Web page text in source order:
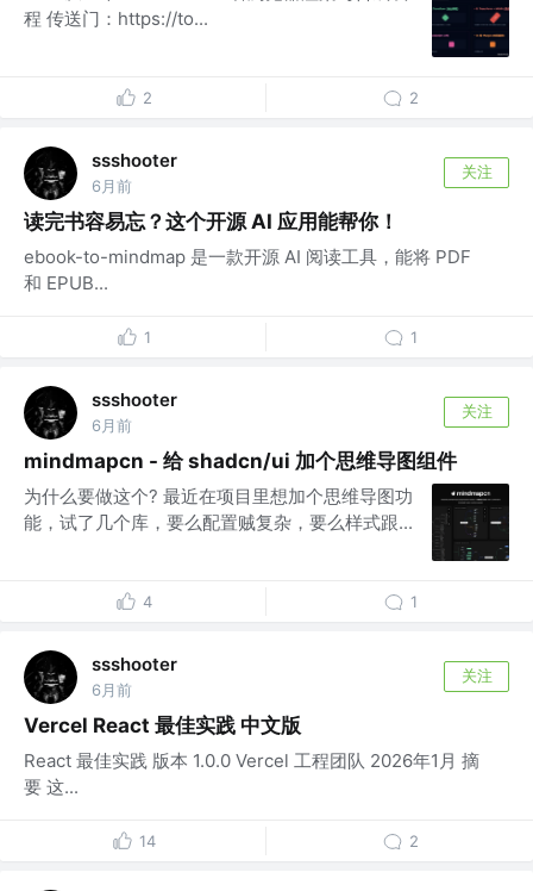
程 传送门：https://to...
2 2
ssshooter
6月前
关注
读完书容易忘？这个开源 AI 应用能帮你！
ebook-to-mindmap 是一款开源 AI 阅读工具，能将 PDF
和 EPUB...
1 1
ssshooter
6月前
关注
mindmapcn - 给 shadcn/ui 加个思维导图组件
为什么要做这个? 最近在项目里想加个思维导图功
能，试了几个库，要么配置贼复杂，要么样式跟...
4 1
ssshooter
6月前
关注
Vercel React 最佳实践 中文版
React 最佳实践 版本 1.0.0 Vercel 工程团队 2026年1月 摘
要 这...
14 2